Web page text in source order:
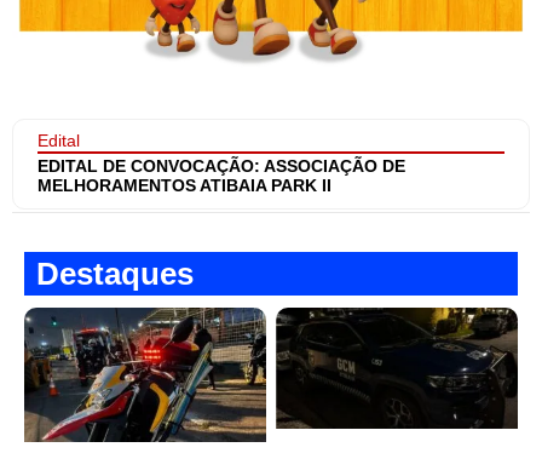
Edital
EDITAL DE CONVOCAÇÃO: ASSOCIAÇÃO DE
MELHORAMENTOS ATIBAIA PARK II
Destaques